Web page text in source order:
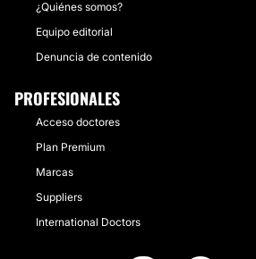
¿Quiénes somos?
Equipo editorial
Denuncia de contenido
PROFESIONALES
Acceso doctores
Plan Premium
Marcas
Suppliers
International Doctors